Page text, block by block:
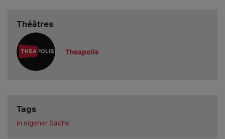
Théâtres
Theapolis
Tags
in eigener Sache